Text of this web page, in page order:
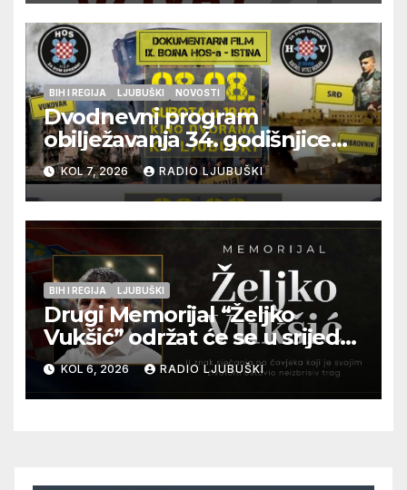
BIH I REGIJA LJUBUŠKI NOVOSTI
Dvodnevni program
obilježavanja 34. godišnjice
pogibije generala Blaža
Kraljevića i osmorice
pripadnika HOS-a
KOL 7, 2026 RADIO LJUBUŠKI
BIH I REGIJA LJUBUŠKI
Drugi Memorijal “Željko
Vukšić” održat će se u srijedu
12. kolovoza u Otoku
KOL 6, 2026 RADIO LJUBUŠKI